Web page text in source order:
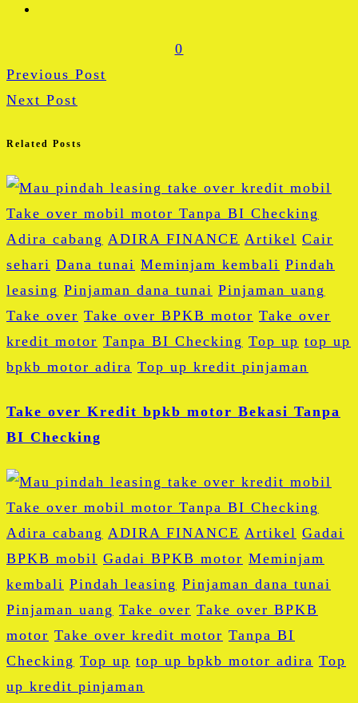
0
Previous Post
Next Post
Related Posts
Adira cabang ADIRA FINANCE Artikel Cair
sehari Dana tunai Meminjam kembali Pindah
leasing Pinjaman dana tunai Pinjaman uang
Take over Take over BPKB motor Take over
kredit motor Tanpa BI Checking Top up top up
bpkb motor adira Top up kredit pinjaman
Take over Kredit bpkb motor Bekasi Tanpa
BI Checking
Adira cabang ADIRA FINANCE Artikel Gadai
BPKB mobil Gadai BPKB motor Meminjam
kembali Pindah leasing Pinjaman dana tunai
Pinjaman uang Take over Take over BPKB
motor Take over kredit motor Tanpa BI
Checking Top up top up bpkb motor adira Top
up kredit pinjaman